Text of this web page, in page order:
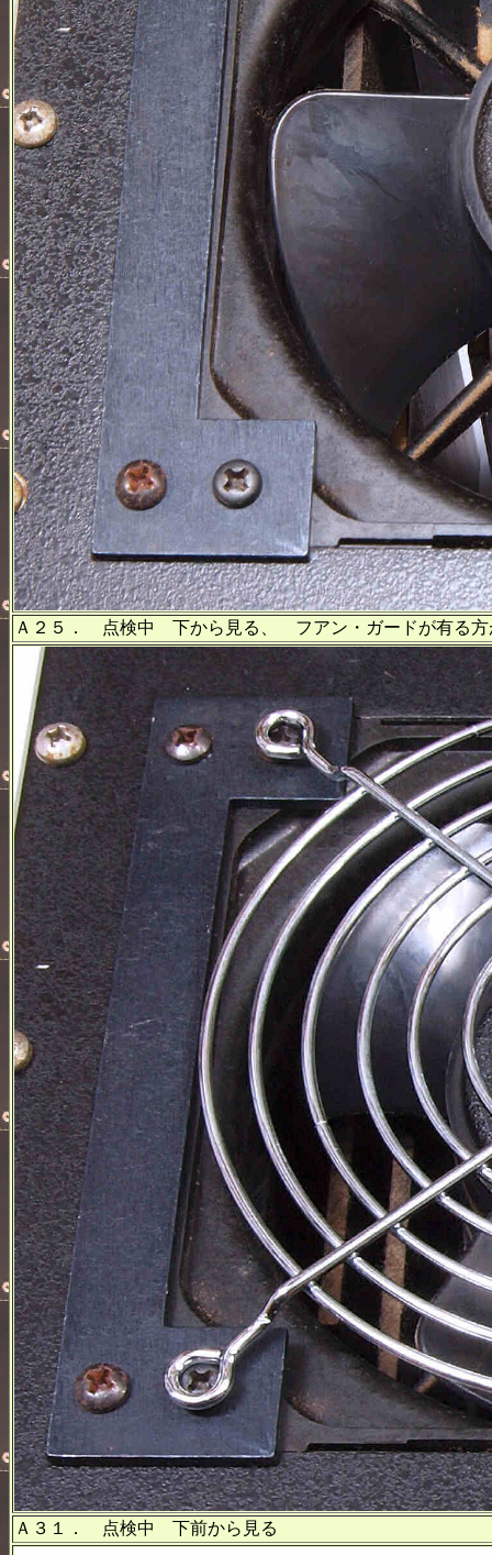
Ａ２５． 点検中 下から見る、 フアン・ガードが有る方
Ａ３１． 点検中 下前から見る